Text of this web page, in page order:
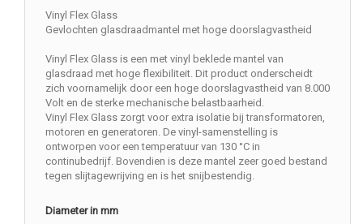
Vinyl Flex Glass
Gevlochten glasdraadmantel met hoge doorslagvastheid
Vinyl Flex Glass is een met vinyl beklede mantel van
glasdraad met hoge flexibiliteit. Dit product onderscheidt
zich voornamelijk door een hoge doorslagvastheid van 8.000
Volt en de sterke mechanische belastbaarheid.
Vinyl Flex Glass zorgt voor extra isolatie bij transformatoren,
motoren en generatoren. De vinyl-samenstelling is
ontworpen voor een temperatuur van 130 °C in
continubedrijf. Bovendien is deze mantel zeer goed bestand
tegen slijtagewrijving en is het snijbestendig.
Diameter in mm